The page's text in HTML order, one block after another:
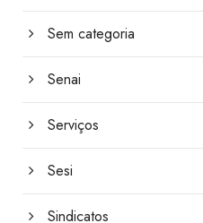
Sem categoria
Senai
Serviços
Sesi
Sindicatos